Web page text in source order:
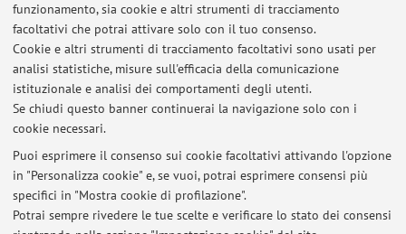
funzionamento, sia cookie e altri strumenti di tracciamento
facoltativi che potrai attivare solo con il tuo consenso.
Cookie e altri strumenti di tracciamento facoltativi sono usati per
analisi statistiche, misure sull'efficacia della comunicazione
istituzionale e analisi dei comportamenti degli utenti.
Se chiudi questo banner continuerai la navigazione solo con i
cookie necessari.
Puoi esprimere il consenso sui cookie facoltativi attivando l'opzione
in "Personalizza cookie" e, se vuoi, potrai esprimere consensi più
specifici in "Mostra cookie di profilazione".
Potrai sempre rivedere le tue scelte e verificare lo stato dei consensi
Su richiesta degli studenti il ricevimento si potrà
eventualmente tenere secondo modalità online (via Microsoft
Teams). Gli studenti interessati sono a tal fine invitati a
mettersi in contatto con la dottoressa via e-mail
(ilaria.samore2@unibo.it) per concordare un appuntamento.
Ultimi avvisi
Al momento non sono presenti avvisi.